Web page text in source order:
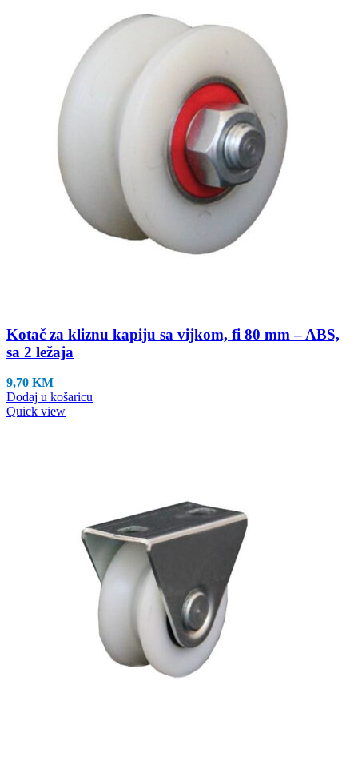
Kotač za kliznu kapiju sa vijkom, fi 80 mm – ABS,
sa 2 ležaja
9,70 KM
Dodaj u košaricu
Quick view